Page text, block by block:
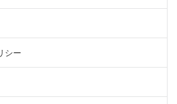
シー